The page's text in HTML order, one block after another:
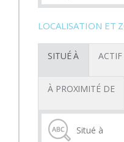
LOCALISATION ET
SITUÉ À ACTIF
À PROXIMITÉ DE